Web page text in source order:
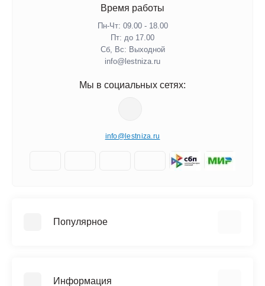
Время работы
Пн-Чт: 09.00 - 18.00
Пт: до 17.00
Сб, Вс: Выходной
info@lestniza.ru
Мы в социальных сетях:
info@lestniza.ru
Популярное
Информация